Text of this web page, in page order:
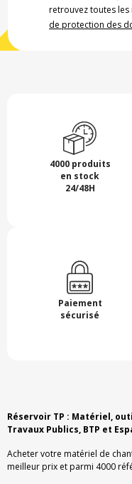
retrouvez toutes
de protection des
4000 produits
en stock
24/48H
Paiement
sécurisé
Réservoir TP : Matériel,
Travaux Publics, BTP et
Acheter votre matériel de
meilleur prix et parmi 4000